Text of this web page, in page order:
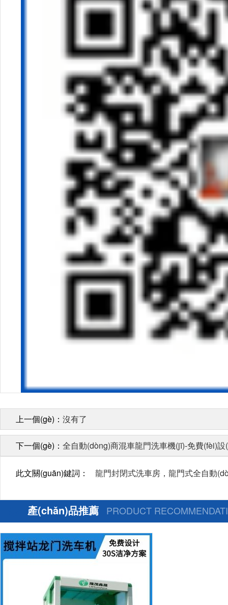
上一個(gè)： 沒有了
下一個(gè)： 全自動(dòng)商混車龍門洗車機(jī)-免費(fèi)
此文關(guān)鍵詞： 龍門封閉式洗車房，龍門式全自動
產(chǎn)品推薦 PRODUCT